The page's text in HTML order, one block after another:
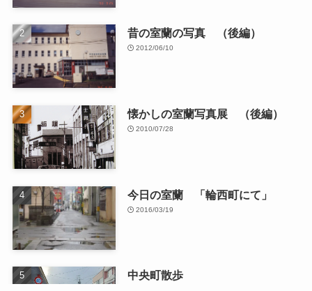
昔の室蘭の写真 （後編）
2012/06/10
懐かしの室蘭写真展 （後編）
2010/07/28
今日の室蘭 「輪西町にて」
2016/03/19
中央町散歩